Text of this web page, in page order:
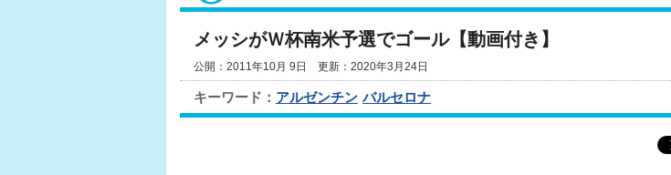
メッシがＷ杯南米予選でゴール【動画付き】
公開：2011年10月 9日 更新：2020年3月24日
キーワード： アルゼンチン バルセロナ